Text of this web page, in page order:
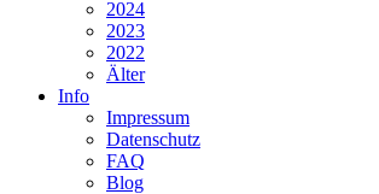
2024
2023
2022
Älter
Info
Impressum
Datenschutz
FAQ
Blog